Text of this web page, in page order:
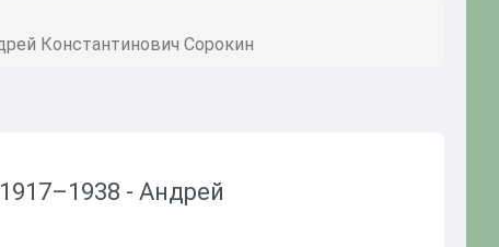
Константинович Сорокин
- Андрей